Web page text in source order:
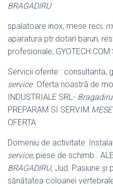
BRAGADIRU
spalatoare inox, mese reci,
aparatura ptr.dotari baruri,
profesionale, GYOTECH COM
Servicii oferite : consultanta,
service.Oferta noastrã de
INDUSTRIALE SRL- Bragadiru
PREPARAM SI SERVIM
OFERTA
Domeniu de activitate:
service, piese de schimb .
BRAGADIRU, Jud. Pasiune şi
sănătatea coloanei